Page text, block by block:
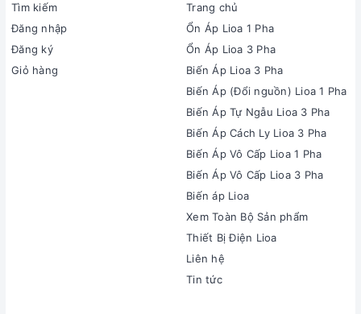
Tìm kiếm
Đăng nhập
Đăng ký
Giỏ hàng
Trang chủ
Ổn Áp Lioa 1 Pha
Ổn Áp Lioa 3 Pha
Biến Áp Lioa 3 Pha
Biến Áp (Đổi nguồn) Lioa 1 Pha
Biến Áp Tự Ngẫu Lioa 3 Pha
Biến Áp Cách Ly Lioa 3 Pha
Biến Áp Vô Cấp Lioa 1 Pha
Biến Áp Vô Cấp Lioa 3 Pha
Biến áp Lioa
Xem Toàn Bộ Sản phẩm
Thiết Bị Điện Lioa
Liên hệ
Tin tức